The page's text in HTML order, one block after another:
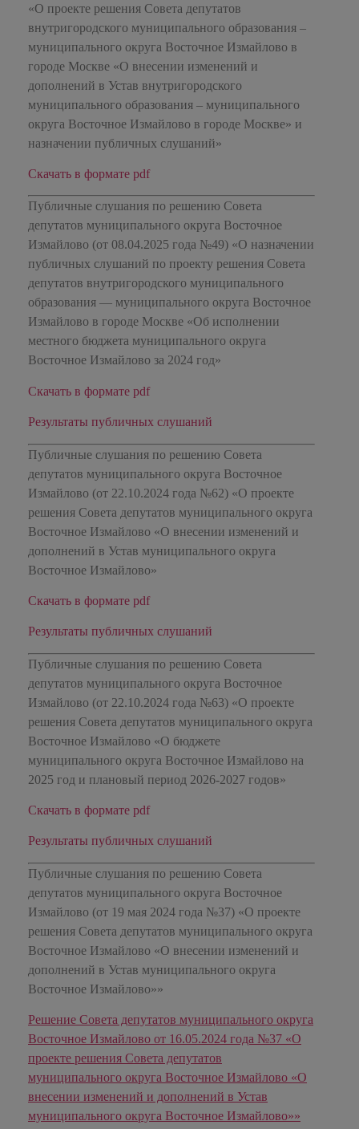
«О проекте решения Совета депутатов
внутригородского муниципального образования –
муниципального округа Восточное Измайлово в
городе Москве «О внесении изменений и
дополнений в Устав внутригородского
муниципального образования – муниципального
округа Восточное Измайлово в городе Москве» и
назначении публичных слушаний»
Скачать в формате pdf
Публичные слушания по решению Совета
депутатов муниципального округа Восточное
Измайлово (от 08.04.2025 года №49) «О назначении
публичных слушаний по проекту решения Совета
депутатов внутригородского муниципального
образования — муниципального округа Восточное
Измайлово в городе Москве «Об исполнении
местного бюджета муниципального округа
Восточное Измайлово за 2024 год»
Скачать в формате pdf
Результаты публичных слушаний
Публичные слушания по решению Совета
депутатов муниципального округа Восточное
Измайлово (от 22.10.2024 года №62) «О проекте
решения Совета депутатов муниципального округа
Восточное Измайлово «О внесении изменений и
дополнений в Устав муниципального округа
Восточное Измайлово»
Скачать в формате pdf
Результаты публичных слушаний
Публичные слушания по решению Совета
депутатов муниципального округа Восточное
Измайлово (от 22.10.2024 года №63) «О проекте
решения Совета депутатов муниципального округа
Восточное Измайлово «О бюджете
муниципального округа Восточное Измайлово на
2025 год и плановый период 2026-2027 годов»
Скачать в формате pdf
Результаты публичных слушаний
Публичные слушания по решению Совета
депутатов муниципального округа Восточное
Измайлово (от 19 мая 2024 года №37) «О проекте
решения Совета депутатов муниципального округа
Восточное Измайлово «О внесении изменений и
дополнений в Устав муниципального округа
Восточное Измайлово»»
Решение Совета депутатов муниципального округа
Восточное Измайлово от 16.05.2024 года №37 «О
проекте решения Совета депутатов
муниципального округа Восточное Измайлово «О
внесении изменений и дополнений в Устав
муниципального округа Восточное Измайлово»»